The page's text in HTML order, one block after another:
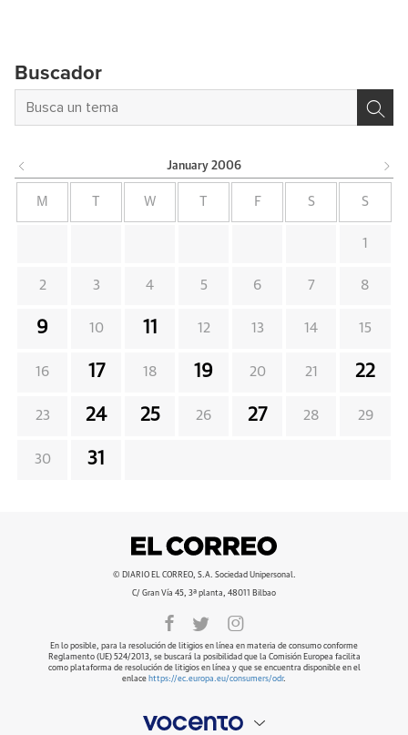
Buscador
January 2006
M W F S S
1
2 3 4 5 6 7 8
9 10 11 12 13 14 15
16 17 18 19 20 21 22
23 24 25 26 27 28 29
30 31
© DIARIO EL CORREO, S.A. Sociedad Unipersonal.
C/ Gran Vía 45, 3ª planta, 48011 Bilbao
En lo posible, para la resolución de litigios en línea en materia de consumo conforme
Reglamento (UE) 524/2013, se buscará la posibilidad que la Comisión Europea facilita
como plataforma de resolución de litigios en línea y que se encuentra disponible en el
enlace https://ec.europa.eu/consumers/odr.